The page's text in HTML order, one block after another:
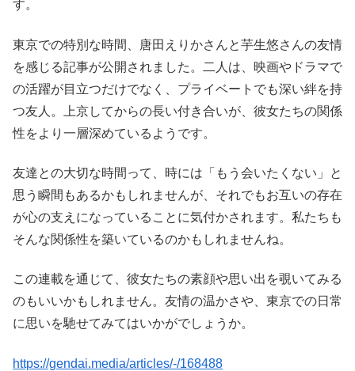
す。
東京での特別な時間、唐田えりかさんと芋生悠さんの友情
を感じる記事が公開されました。二人は、映画やドラマで
の活躍が目立つだけでなく、プライベートでも深い絆を持
つ友人。上京してからの長い付き合いが、彼女たちの関係
性をより一層深めているようです。
友達との大切な時間って、時には「もう会いたくない」と
思う瞬間もあるかもしれませんが、それでもお互いの存在
が心の支えになっていることに気付かされます。私たちも
そんな関係性を築いているのかもしれませんね。
この連載を通じて、彼女たちの素顔や思い出を覗いてみる
のもいいかもしれません。友情の温かさや、東京での日常
に思いを馳せてみてはいかがでしょうか。
https://gendai.media/articles/-/168488